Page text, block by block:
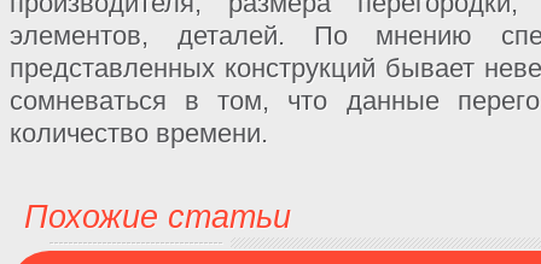
элементов, деталей. По мнению
представленных конструкций бывает
сомневаться в том, что данные
количество времени.
Похожие статьи